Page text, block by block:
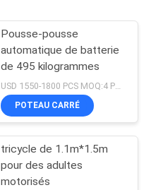
Pousse-pousse
automatique de batterie
de 495 kilogrammes
POTEAU CARRÉ
tricycle de 1.1m*1.5m
pour des adultes
motorisés